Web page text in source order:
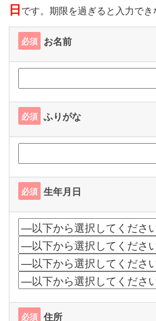
日です。期限を過ぎると入力でき
必須 お名前
必須 ふりがな
必須 生年月日
必須 住所